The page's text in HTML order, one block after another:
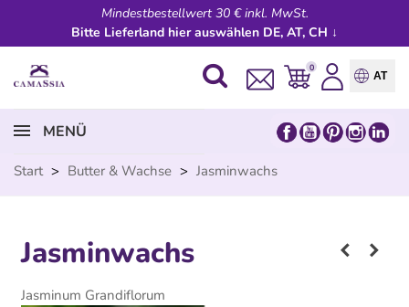
Mindestbestellwert 30 € inkl. MwSt.
Bitte Lieferland hier auswählen DE, AT, CH ↓
0
AT
MENÜ
Start > Butter & Wachse > Jasminwachs
Jasminwachs
Jasminum Grandiflorum